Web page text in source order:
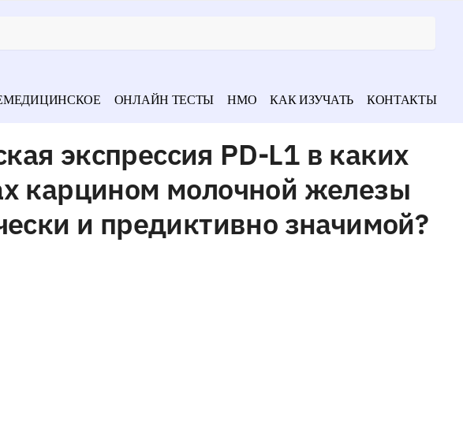
ОНЛАЙН ТЕСТЫ НМО КАК ИЗУЧАТЬ КОНТАКТЫ
экспрессия PD-L1 в каких
карцином молочной железы
и предиктивно значимой?